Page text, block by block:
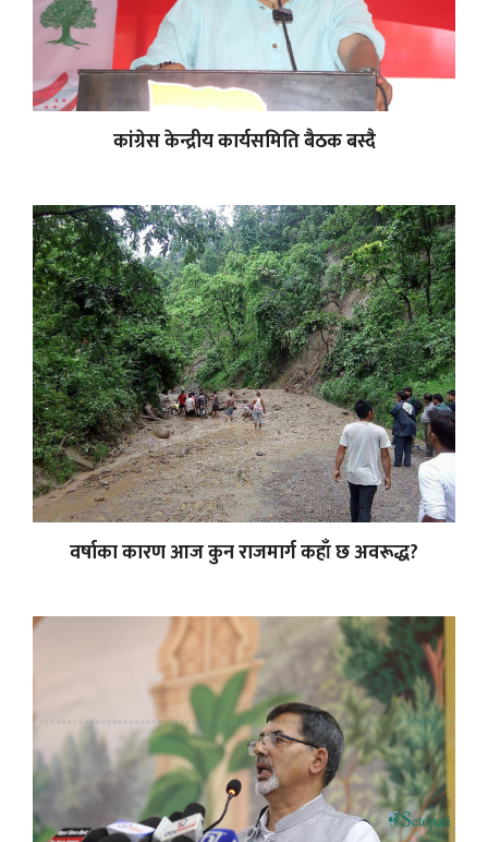
कांग्रेस केन्द्रीय कार्यसमिति बैठक बस्दै
वर्षाका कारण आज कुन राजमार्ग कहाँ छ अवरूद्ध?